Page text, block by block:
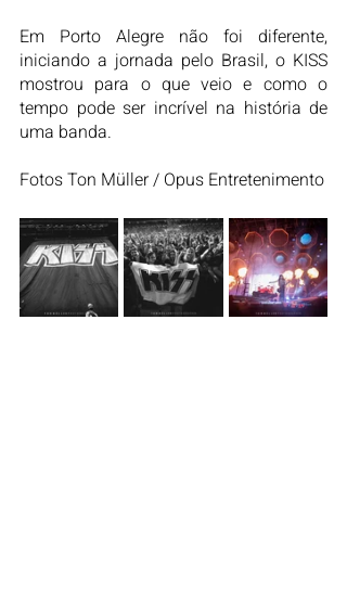
Em Porto Alegre não foi diferente,
iniciando a jornada pelo Brasil, o KISS
mostrou para o que veio e como o
tempo pode ser incrível na história de
uma banda.
Fotos Ton Müller / Opus Entretenimento